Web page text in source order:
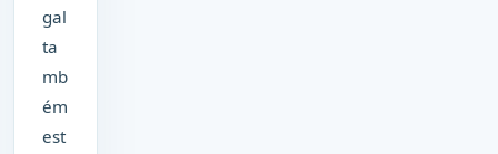
gal
ta
mb
ém
est